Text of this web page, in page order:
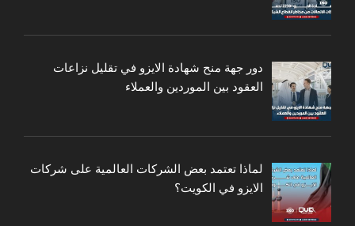
دور جهة منح شهادة الايزو في تقليل نزاعات
العقود بين الموردين والعملاء
لماذا تعتمد بعض الشركات العالمية على شركات
الايزو في الكويت؟